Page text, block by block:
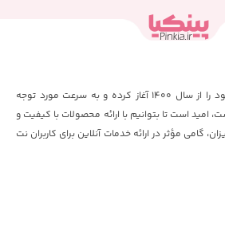
فروشگاه آنلاین پینکیا کار خود را از سال 1400 آغاز کرده و به سرعت مورد توجه
امید است تا بتوانیم با ارائه محصولات با کیفیت و
شما عزیزان، گامی مؤثر در ارائه خدمات آنلاین برای کاربران نت